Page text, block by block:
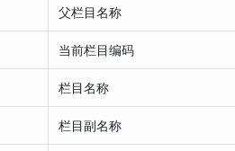
父栏目名称
当前栏目编码
栏目名称
栏目副名称